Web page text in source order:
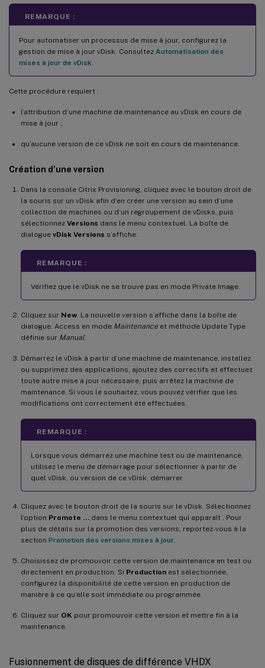
REMARQUE :
Pour automatiser un processus de mise à jour, configurez la
gestion de mise à jour vDisk. Consultez Automatisation des
mises à jour de vDisk
Cette procédure requiert :
l’attribution d’une machine de maintenance au vDisk en cours de
mise à jour ;
qu’aucune version de ce vDisk ne soit en cours de maintenance.
Création d’une version
Dans la console Citrix Provisioning, cliquez avec le bouton droit de
la souris sur un vDisk afin d’en créer une version au sein d’une
collection de machines ou d’un regroupement de vDisks, puis
sélectionnez Versions dans le menu contextuel. La boîte de
dialogue vDisk Versions s’affiche.
REMARQUE :
Vérifiez que le vDisk ne se trouve pas en mode Private Image.
Cliquez sur New . La nouvelle version s’affiche dans la boîte de
dialogue. Access en mode Maintenance et méthode Update Type
définie sur Manual
Démarrez le vDisk à partir d’une machine de maintenance, installez
ou supprimez des applications, ajoutez des correctifs et effectuez
toute autre mise à jour nécessaire, puis arrêtez la machine de
maintenance. Si vous le souhaitez, vous pouvez vérifier que les
modifications ont correctement été effectuées.
REMARQUE :
Lorsque vous démarrez une machine test ou de maintenance,
utilisez le menu de démarrage pour sélectionner à partir de
quel vDisk, ou version de ce vDisk, démarrer.
Cliquez avec le bouton droit de la souris sur le vDisk. Sélectionnez
l’option Promote … dans le menu contextuel qui apparaît . Pour
plus de détails sur la promotion des versions, reportez-vous à la
section Promotion des versions mises à jour
Choisissez de promouvoir cette version de maintenance en test ou
directement en production. Si Production est sélectionnée,
configurez la disponibilité de cette version en production de
manière à ce qu’elle soit immédiate ou programmée.
Cliquez sur OK pour promouvoir cette version et mettre fin à la
maintenance.
Fusionnement de disques de différence VHDX